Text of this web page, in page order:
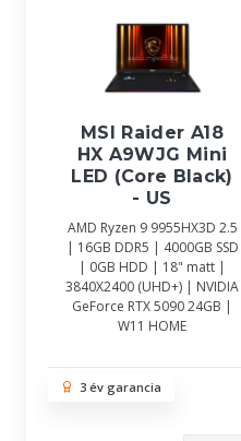
MSI Raider A18
HX A9WJG Mini
LED (Core Black)
- US
AMD Ryzen 9 9955HX3D 2.5
| 16GB DDR5 | 4000GB SSD
| 0GB HDD | 18" matt |
3840X2400 (UHD+) | NVIDIA
GeForce RTX 5090 24GB |
W11 HOME
3 év garancia